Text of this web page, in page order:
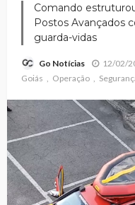
Comando
Postos Avançados
guarda-vidas
Go Notícias 12/02/
Goiás
Operação